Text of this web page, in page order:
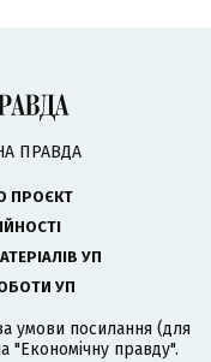
ПРАВДА
ПРОЄКТ
УП
УП
умови посилання (для
"Економічну правду".